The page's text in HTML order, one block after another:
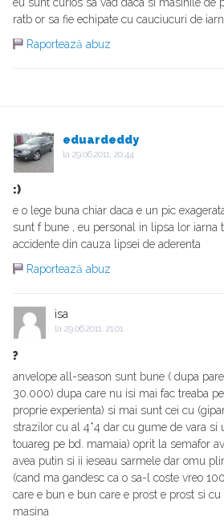
ratb or sa fie echipate cu cauciucuri de
Raportează abuz
eduardeddy
la 29.06.2011, 20:44
:)
e o lege buna chiar daca e un pic
sunt f bune , eu personal in lipsa lor iarna
accidente din cauza lipsei de aderenta
Raportează abuz
isa
la 29.06.2011, 21:01
?
anvelope all-season sunt bune ( dupa
30.000) dupa care nu isi mai fac treaba
proprie experienta) si mai sunt cei cu
strazilor cu al 4*4 dar cu gume de vara si
touareg pe bd. mamaia) oprit la semafor
avea putin si ii ieseau sarmele dar omu
(cand ma gandesc ca o sa-l coste vreo
care e bun e bun care e prost e prost si
masina